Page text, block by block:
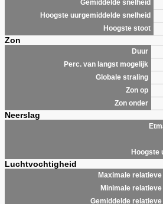
Gemiddelde snelheid
Hoogste uurgemiddelde snelheid
Hoogste stoot
Zon
Duur
Perc. van langst mogelijk
Globale straling
Zon op
Zon onder
Neerslag
Hoogste
Luchtvochtigheid
Maximale
Minimale
Gemiddelde